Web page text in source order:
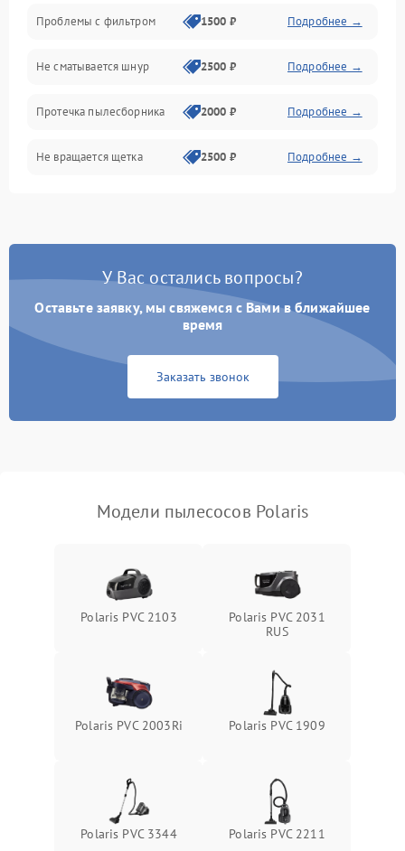
Проблемы с фильтром 1500 ₽ Подробнее →
Не сматывается шнур 2500 ₽ Подробнее →
Протечка пылесборника 2000 ₽ Подробнее →
Не вращается щетка 2500 ₽ Подробнее →
Поломка контейнера для
Плохая уборка шерсти
2400 ₽ Подробнее →
У Вас остались вопросы?
Оставьте заявку, мы свяжемся с Вами в ближайшее
время
Заказать звонок
Модели пылесосов Polaris
Polaris PVC 2103
Polaris PVC 2031
RUS
Polaris PVC 2003Ri Polaris PVC 1909
Polaris PVC 3344 Polaris PVC 2211